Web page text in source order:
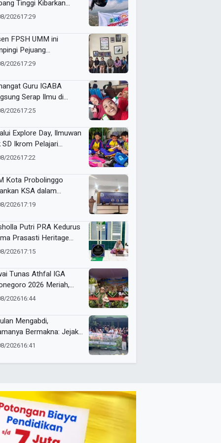
Tinggi Kibarkan
Flag di Langit Kota
202617:29
FPSH UMM ini
Pejuang
Bali Lewat
202617:29
Guru IGABA
Serap Ilmu di
Jurnalistik Digital
202617:25
Explore Day, Ilmuwan
SD Ikrom Pelajari
Energi dan Kelola
202617:22
Kota Probolinggo
KSA dalam
Jurnalistik Digital
202617:19
Putri PRA Kedurus
Prasasti Heritage
Jadi
Saleh
202617:15
Tunas Athfal IGA
2026 Meriah,
Semangat Anak
202616:44
Mengabdi,
Bermakna: Jejak
Umsura di Wonorejo
202616:41